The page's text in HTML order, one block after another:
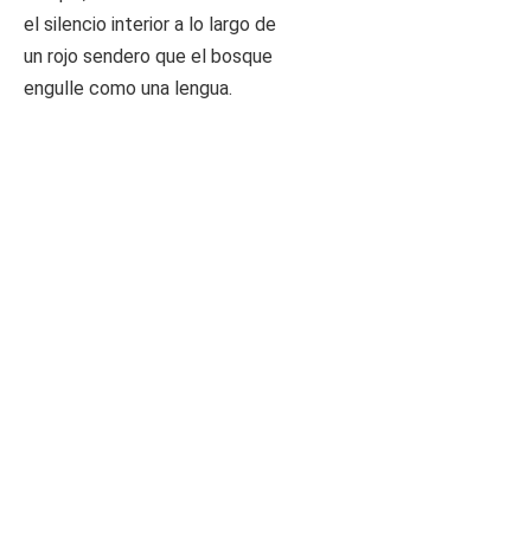
el silencio interior a lo largo de
un rojo sendero que el bosque
engulle como una lengua.